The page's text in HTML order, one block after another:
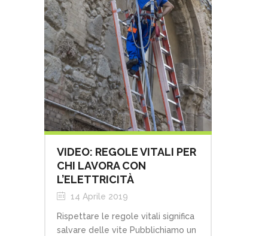
VIDEO: REGOLE VITALI PER
CHI LAVORA CON
L’ELETTRICITÀ
14 Aprile 2019
Rispettare le regole vitali significa
salvare delle vite Pubblichiamo un